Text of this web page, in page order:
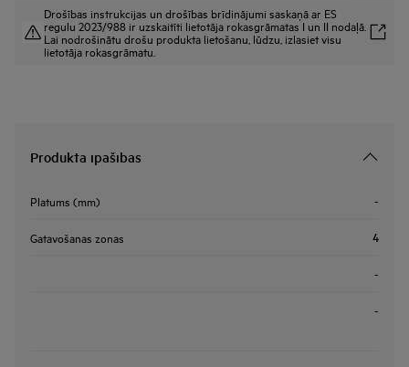
Drošības instrukcijas un drošības brīdinājumi saskaņā ar ES
regulu 2023/988 ir uzskaitīti lietotāja rokasgrāmatas I un II nodaļā.
Lai nodrošinātu drošu produkta lietošanu, lūdzu, izlasiet visu
lietotāja rokasgrāmatu.
Produkta īpašības
Platums (mm) -
Gatavošanas zonas 4
-
-